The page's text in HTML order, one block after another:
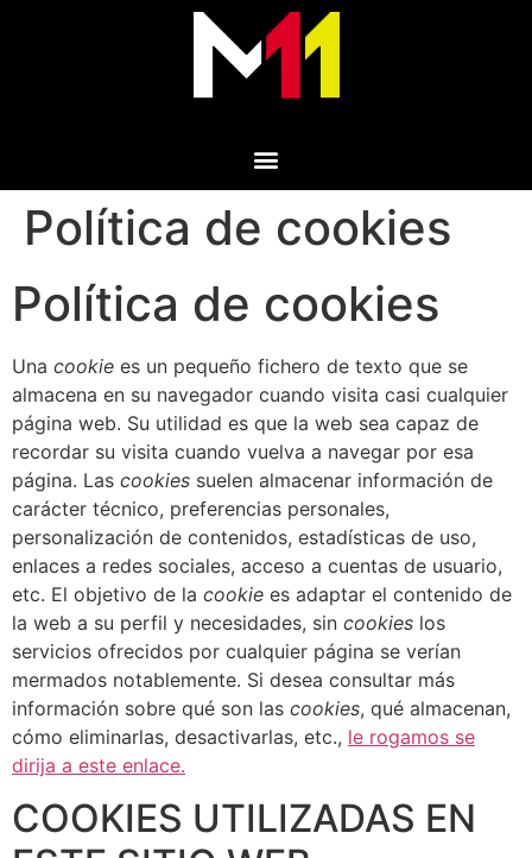
Política de cookies
Política de cookies
Una cookie es un pequeño fichero de texto que se
almacena en su navegador cuando visita casi cualquier
página web. Su utilidad es que la web sea capaz de
recordar su visita cuando vuelva a navegar por esa
página. Las cookies suelen almacenar información de
carácter técnico, preferencias personales,
personalización de contenidos, estadísticas de uso,
enlaces a redes sociales, acceso a cuentas de usuario,
etc. El objetivo de la cookie es adaptar el contenido de
la web a su perfil y necesidades, sin cookies los
servicios ofrecidos por cualquier página se verían
mermados notablemente. Si desea consultar más
información sobre qué son las cookies, qué almacenan,
cómo eliminarlas, desactivarlas, etc., le rogamos se
dirija a este enlace.
COOKIES UTILIZADAS EN